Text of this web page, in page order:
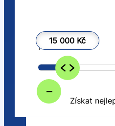
15 000 Kč
–
1 000 Kč
Získat